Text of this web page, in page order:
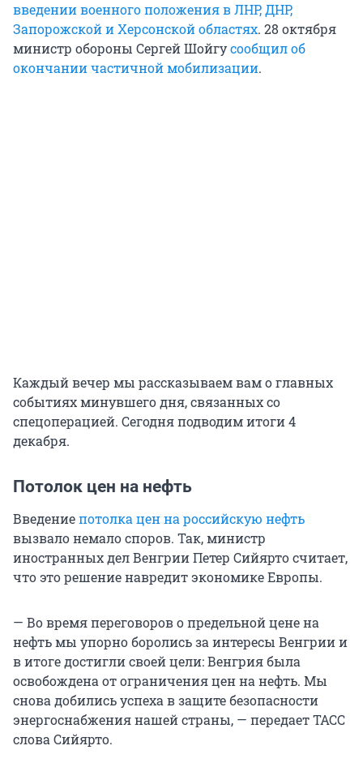
введении военного положения в ЛНР, ДНР,
Запорожской и Херсонской областях. 28 октября
министр обороны Сергей Шойгусообщил об
окончании частичной мобилизации.
Каждый вечер мы рассказываем вам о главных
событиях минувшего дня, связанных со
спецоперацией. Сегодня подводим итоги 4
декабря.
Потолок цен на нефть
Введениепотолка цен на российскую нефть
вызвало немало споров. Так, министр
иностранных дел Венгрии Петер Сийярто считает,
что это решение навредит экономике Европы.
— Во время переговоров о предельной цене на
нефть мы упорно боролись за интересы Венгрии и
в итоге достигли своей цели: Венгрия была
освобождена от ограничения цен на нефть. Мы
снова добились успеха в защите безопасности
энергоснабжения нашей страны, — передает ТАСС
слова Сийярто.